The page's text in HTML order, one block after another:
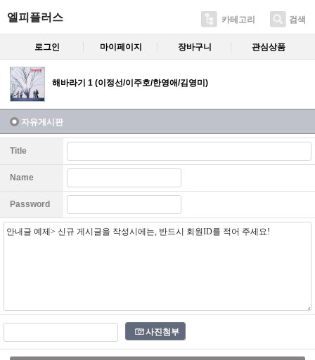
엘피플러스 카테고리 검색
로그인 마이페이지 장바구니 관심상품
해바라기 1 (이정선/이주호/한영애/김영미)
자유게시판
Title
Name
Password
사진첨부